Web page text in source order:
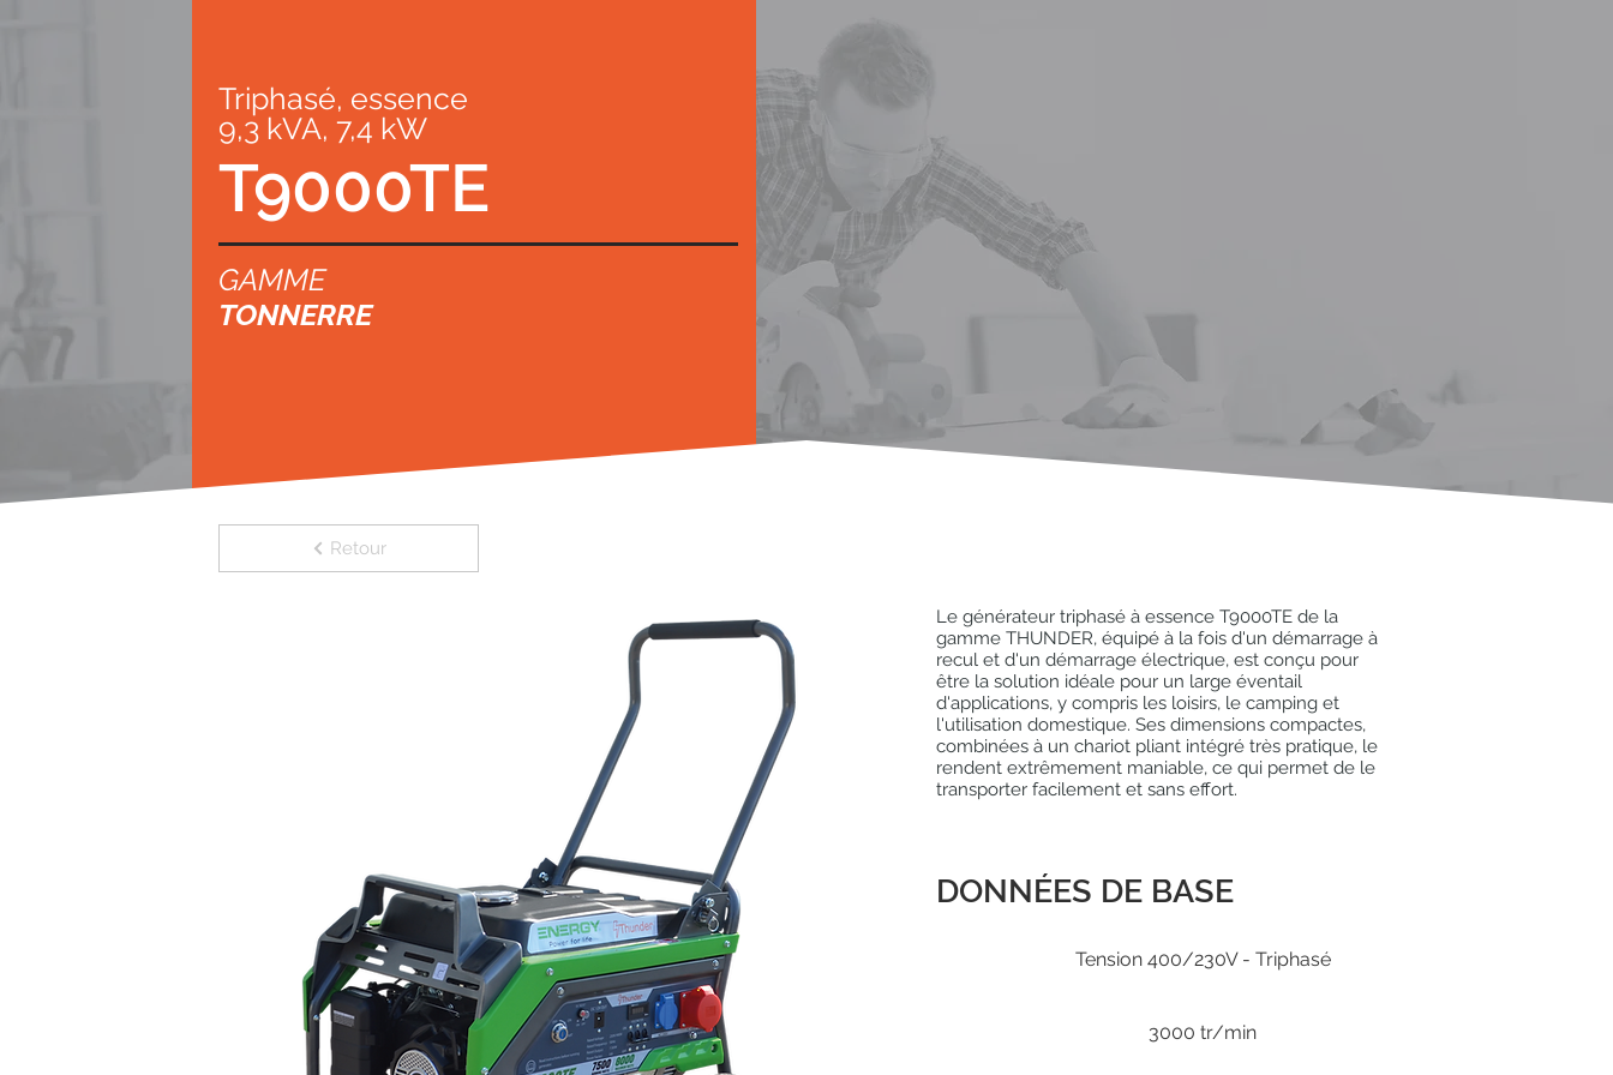
Triphasé, essence
9,3 kVA, 7,4 kW
T9000TE
GAMME
TONNERRE
Retour
Le générateur triphasé à essence T9000TE de la
gamme THUNDER, équipé à la fois d'un démarrage à
recul et d'un démarrage électrique, est conçu pour
être la solution idéale pour un large éventail
d'applications, y compris les loisirs, le camping et
l'utilisation domestique. Ses dimensions compactes,
combinées à un chariot pliant intégré très pratique, le
rendent extrêmement maniable, ce qui permet de le
transporter facilement et sans effort.
DONNÉES DE BASE
Tension 400/230V - Triphasé
3000 tr/min